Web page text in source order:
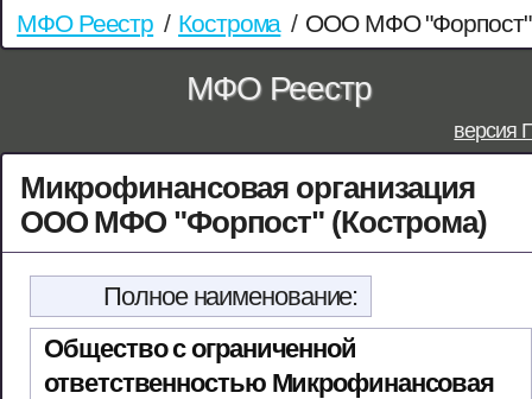
МФО Реестр / Кострома / ООО МФО "Форпост"
МФО Реестр
версия
Микрофинансовая организация
ООО МФО "Форпост" (Кострома)
Полное наименование:
Общество с ограниченной
ответственностью Микрофинансовая